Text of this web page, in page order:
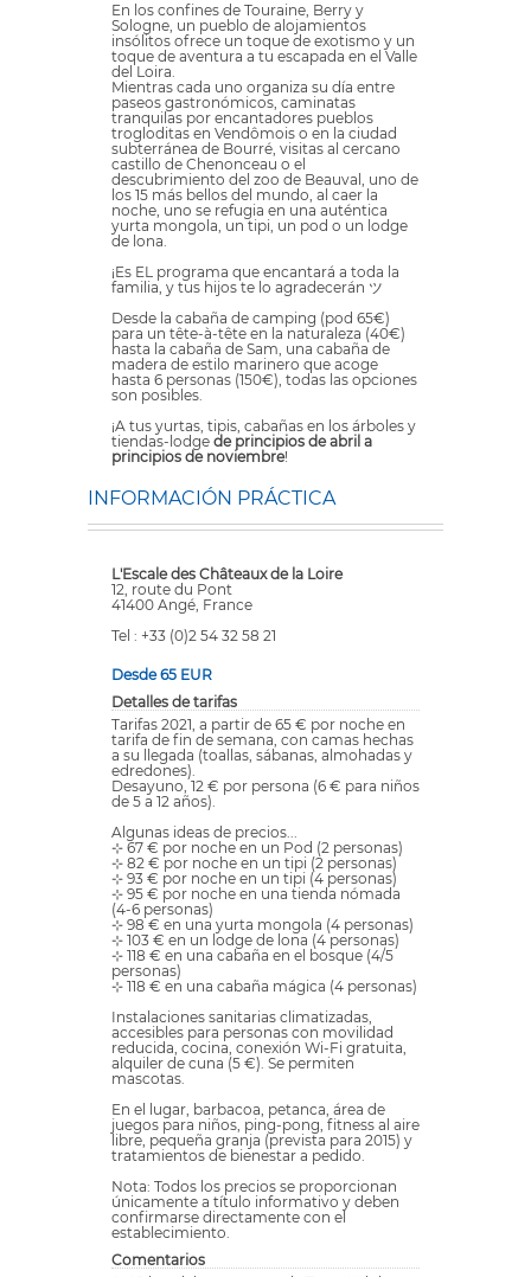
En los confines de Touraine, Berry y
Sologne, un pueblo de alojamientos
insólitos ofrece un toque de exotismo y un
toque de aventura a tu escapada en el Valle
del Loira.
Mientras cada uno organiza su día entre
paseos gastronómicos, caminatas
tranquilas por encantadores pueblos
trogloditas en Vendômois o en la ciudad
subterránea de Bourré, visitas al cercano
castillo de Chenonceau o el
descubrimiento del zoo de Beauval, uno de
los 15 más bellos del mundo, al caer la
noche, uno se refugia en una auténtica
yurta mongola, un tipi, un pod o un lodge
de lona.
¡Es EL programa que encantará a toda la
familia, y tus hijos te lo agradecerán ツ
Desde la cabaña de camping (pod 65€)
para un tête-à-tête en la naturaleza (40€)
hasta la cabaña de Sam, una cabaña de
madera de estilo marinero que acoge
hasta 6 personas (150€), todas las opciones
son posibles.
¡A tus yurtas, tipis, cabañas en los árboles y
tiendas-lodge de principios de abril a
principios de noviembre!
INFORMACIÓN PRÁCTICA
L'Escale des Châteaux de la Loire
12, route du Pont
41400 Angé, France
Tel : +33 (0)2 54 32 58 21
Desde 65 EUR
Detalles de tarifas
Tarifas 2021, a partir de 65 € por noche en
tarifa de fin de semana, con camas hechas
a su llegada (toallas, sábanas, almohadas y
edredones).
Desayuno, 12 € por persona (6 € para niños
de 5 a 12 años).
Algunas ideas de precios...
⊹ 67 € por noche en un Pod (2 personas)
⊹ 82 € por noche en un tipi (2 personas)
⊹ 93 € por noche en un tipi (4 personas)
⊹ 95 € por noche en una tienda nómada
(4-6 personas)
⊹ 98 € en una yurta mongola (4 personas)
⊹ 103 € en un lodge de lona (4 personas)
⊹ 118 € en una cabaña en el bosque (4/5
personas)
⊹ 118 € en una cabaña mágica (4 personas)
Instalaciones sanitarias climatizadas,
accesibles para personas con movilidad
reducida, cocina, conexión Wi-Fi gratuita,
alquiler de cuna (5 €). Se permiten
mascotas.
En el lugar, barbacoa, petanca, área de
juegos para niños, ping-pong, fitness al aire
libre, pequeña granja (prevista para 2015) y
tratamientos de bienestar a pedido.
Nota: Todos los precios se proporcionan
únicamente a título informativo y deben
confirmarse directamente con el
establecimiento.
Comentarios